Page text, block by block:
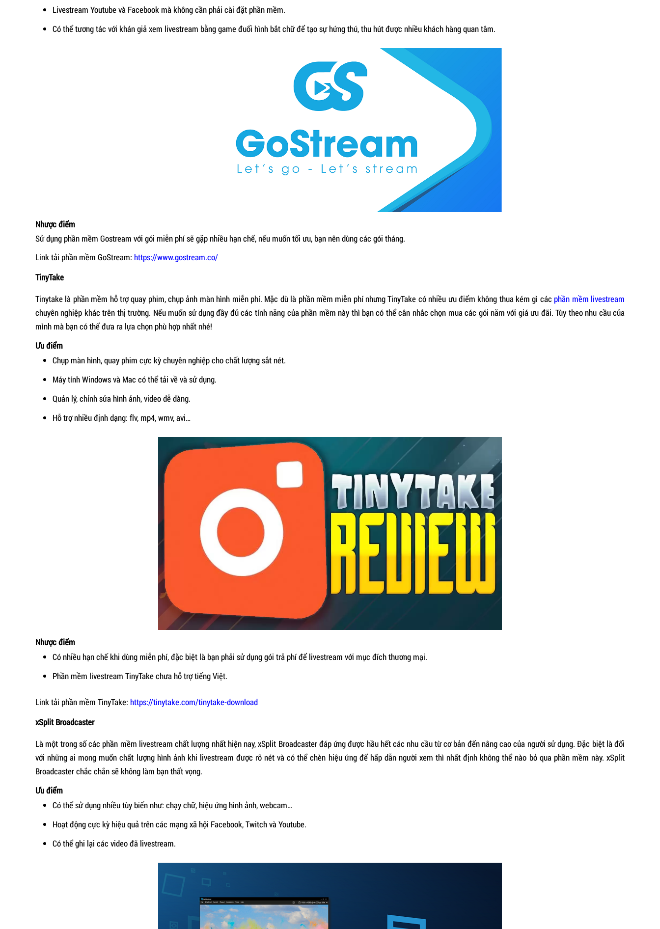
Livestream Youtube và Facebook mà không cần phải cài đặt phần mềm.
Có thể tương tác với khán giả xem livestream bằng game đuổi hình bắt chữ để tạo sự hứng thú, thu hút được nhiều khách hàng quan tâm.
Nhược điểm
Sử dụng phần mềm Gostream với gói miễn phí sẽ gặp nhiều hạn chế, nếu muốn tối ưu, bạn nên dùng các gói tháng.
Link tải phần mềm GoStream: https://www.gostream.co/
TinyTake
Tinytake là phần mềm hỗ trợ quay phim, chụp ảnh màn hình miễn phí. Mặc dù là phần mềm miễn phí nhưng TinyTake có nhiều ưu điểm không thua kém gì các phần mềm livestream
chuyên nghiệp khác trên thị trường. Nếu muốn sử dụng đầy đủ các tính năng của phần mềm này thì bạn có thể cân nhắc chọn mua các gói năm với giá ưu đãi. Tùy theo nhu cầu của
mình mà bạn có thể đưa ra lựa chọn phù hợp nhất nhé!
Ưu điểm
Chụp màn hình, quay phim cực kỳ chuyên nghiệp cho chất lượng sắt nét.
Máy tính Windows và Mac có thể tải về và sử dụng.
Quản lý, chỉnh sửa hình ảnh, video dễ dàng.
Hỗ trợ nhiều định dạng: flv, mp4, wmv, avi…
Nhược điểm
Có nhiều hạn chế khi dùng miễn phí, đặc biệt là bạn phải sử dụng gói trả phí để livestream với mục đích thương mại.
Phần mềm livestream TinyTake chưa hỗ trợ tiếng Việt.
Link tải phần mềm TinyTake: https://tinytake.com/tinytake-download
xSplit Broadcaster
Là một trong số các phần mềm livestream chất lượng nhất hiện nay, xSplit Broadcaster đáp ứng được hầu hết các nhu cầu từ cơ bản đến nâng cao của người sử dụng. Đặc biệt là đối
với những ai mong muốn chất lượng hình ảnh khi livestream được rõ nét và có thể chèn hiệu ứng để hấp dẫn người xem thì nhất định không thể nào bỏ qua phần mềm này. xSplit
Broadcaster chắc chắn sẽ không làm bạn thất vọng.
Ưu điểm
Có thể sử dụng nhiều tùy biến như: chạy chữ, hiệu ứng hình ảnh, webcam…
Hoạt động cực kỳ hiệu quả trên các mạng xã hội Facebook, Twitch và Youtube.
Có thể ghi lại các video đã livestream.